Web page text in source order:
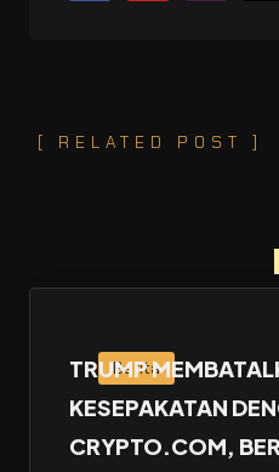
[ RELATED POST ]
Berita
TRUMP
KESEPAKATAN
CRYPTO.COM,